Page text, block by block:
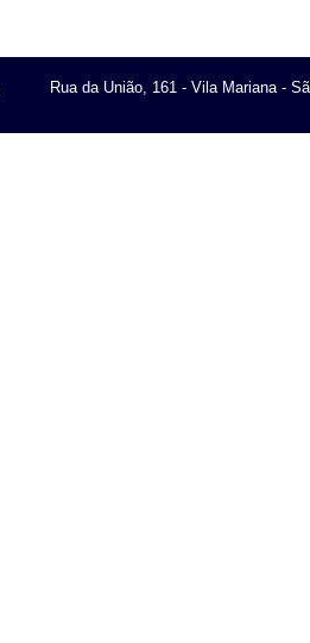
Rua da União, 161 - Vila Mariana -